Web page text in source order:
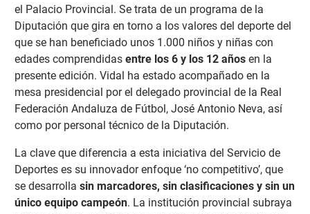
el Palacio Provincial. Se trata de un programa de la
Diputación que gira en torno a los valores del deporte del
que se han beneficiado unos 1.000 niños y niñas con
edades comprendidas entre los 6 y los 12 añosen la
presente edición. Vidal ha estado acompañado en la
mesa presidencial por el delegado provincial de la Real
Federación Andaluza de Fútbol, José Antonio Neva, así
como por personal técnico de la Diputación.
La clave que diferencia a esta iniciativa del Servicio de
Deportes es su innovador enfoque ‘no competitivo’, que
se desarrolla sin marcadores, sin clasificaciones y sin un
único equipo campeón. La institución provincial subraya